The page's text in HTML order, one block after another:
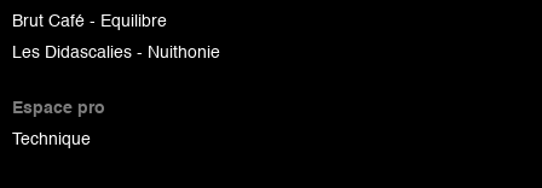
Brut Café - Equilibre
Les Didascalies - Nuithonie
Espace pro
Technique